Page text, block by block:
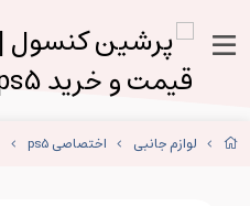
لوازم جانبی اختصاصی ps5